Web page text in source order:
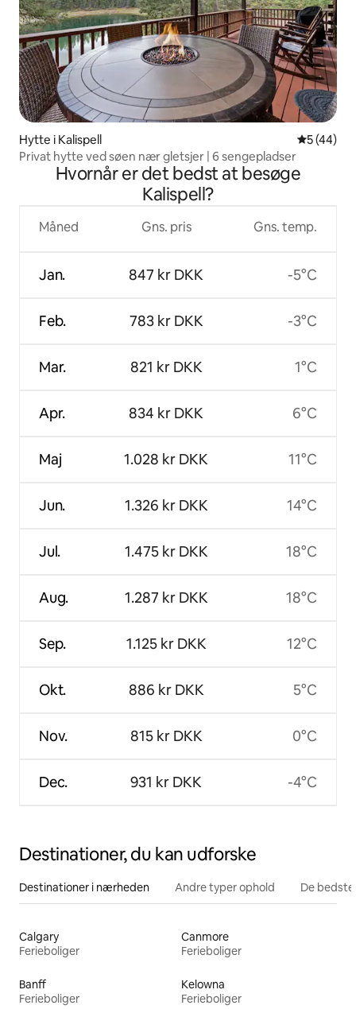
Hytte i Kalispell 5 ud af 5 i
5 (44)
Privat hytte ved søen nær gletsjer | 6 sengepladser
Hvornår er det bedst at besøge
Kalispell?
Måned
Jan.
Feb.
Mar.
Apr.
Maj
Jun.
Jul.
Aug.
Sep.
Okt.
Nov.
Dec.
Gns. pris
847 kr DKK
783 kr DKK
821 kr DKK
834 kr DKK
1.028 kr DKK
1.326 kr DKK
1.475 kr DKK
1.287 kr DKK
1.125 kr DKK
886 kr DKK
815 kr DKK
931 kr DKK
Gns. temp.
-5°C
-3°C
1°C
6°C
11°C
14°C
18°C
18°C
12°C
5°C
0°C
-4°C
Destinationer, du kan udforske
Destinationer i nærheden Andre typer ophold De
Calgary
Ferieboliger
Canmore
Ferieboliger
Banff
Ferieboliger
Kelowna
Ferieboliger